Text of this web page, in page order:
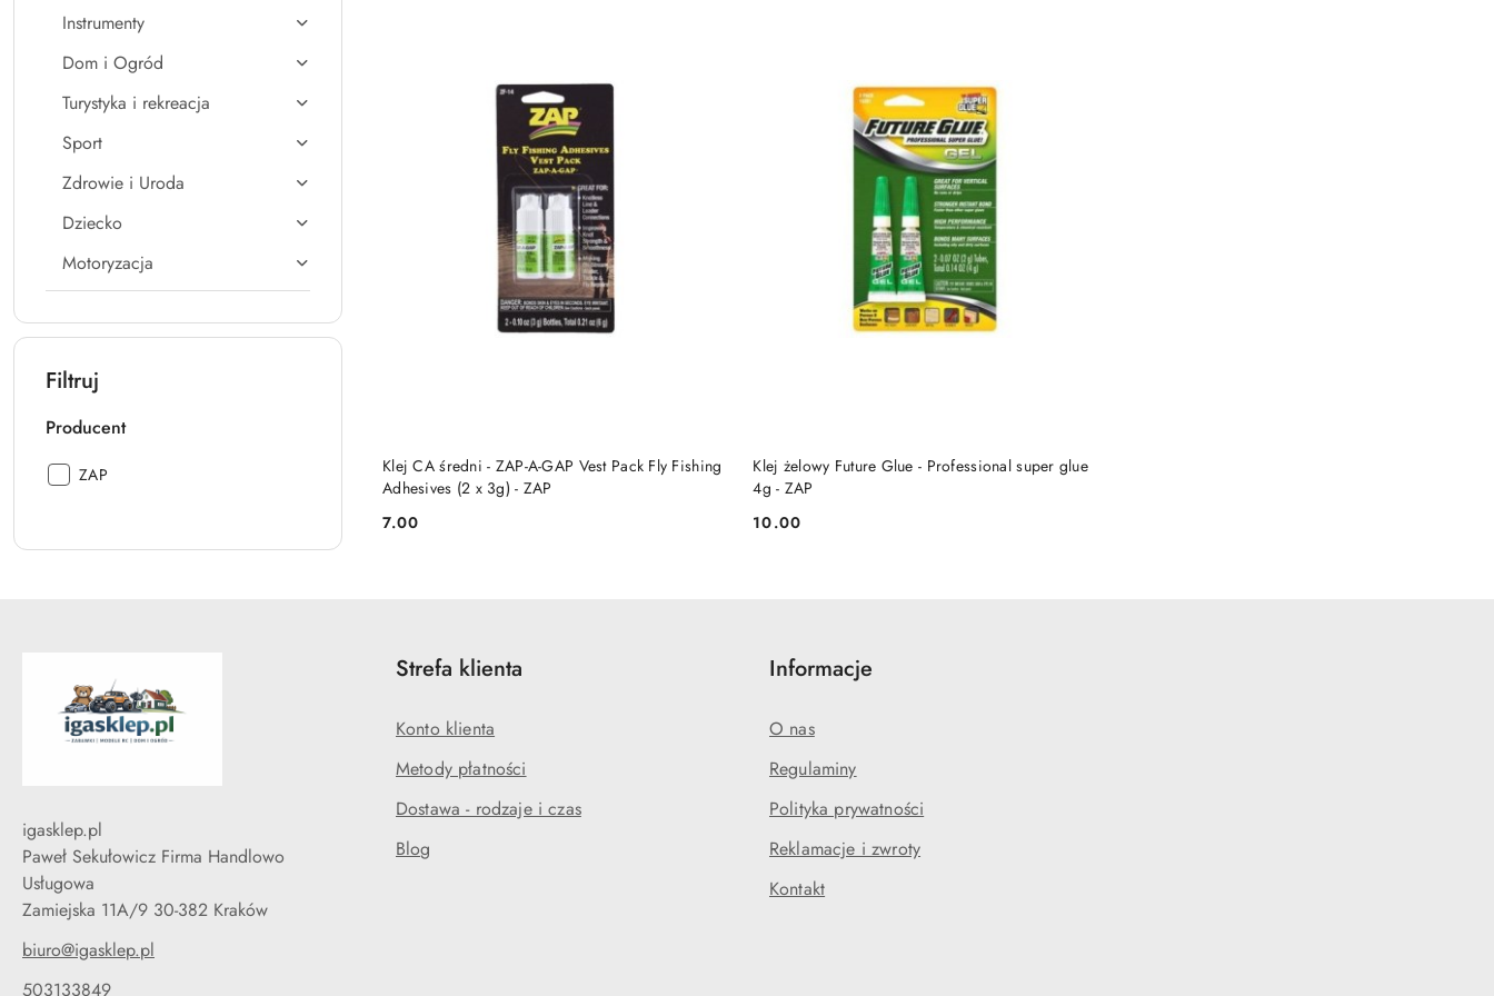
Instrumenty
Dom i Ogród
Turystyka i rekreacja
Sport
Zdrowie i Uroda
Dziecko
Motoryzacja
Filtruj
Producent
Producent:
ZAP
Klej CA średni - ZAP-A-GAP Vest Pack Fly Fishing
Adhesives (2 x 3g) - ZAP
Cena:
7.00
PRODUKT NIEDOSTĘPNY
Klej żelowy Future Glue - Professional super glue
4g - ZAP
Cena:
10.00
PRODUKT NIEDOSTĘPNY
igasklep.pl
Paweł Sekułowicz Firma Handlowo
Usługowa
Zamiejska 11A/9 30-382 Kraków
biuro@igasklep.pl
503133849
Strefa klienta
Konto klienta
Metody płatności
Dostawa - rodzaje i czas
Blog
Informacje
O nas
Regulaminy
Polityka prywatności
Reklamacje i zwroty
Kontakt